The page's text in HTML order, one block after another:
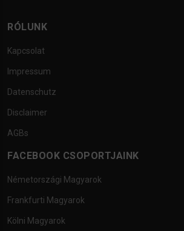
RÓLUNK
Kapcsolat
Impressum
Datenschutz
Disclaimer
AGBs
FACEBOOK CSOPORTJAINK
Németországi Magyarok
Frankfurti Magyarok
Kölni Magyarok